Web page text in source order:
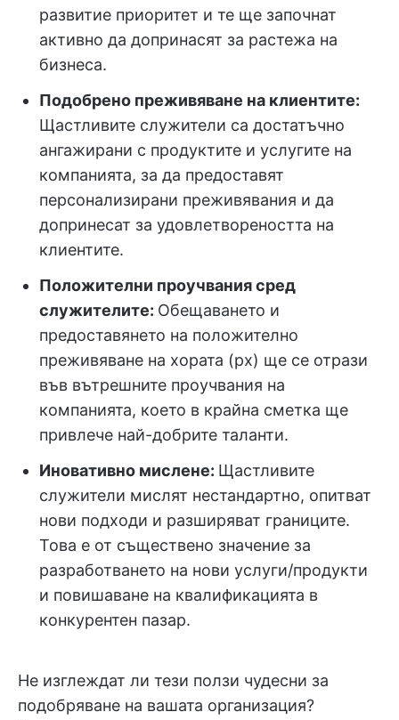
развитие приоритет и те ще започнат
активно да допринасят за растежа на
бизнеса.
Подобрено преживяване на клиентите:
Щастливите служители са достатъчно
ангажирани с продуктите и услугите на
компанията, за да предоставят
персонализирани преживявания и да
допринесат за удовлетвореността на
клиентите.
Положителни проучвания сред
служителите: Обещаването и
предоставянето на положително
преживяване на хората (px) ще се отрази
във вътрешните проучвания на
компанията, което в крайна сметка ще
привлече най-добрите таланти.
Иновативно мислене: Щастливите
служители мислят нестандартно, опитват
нови подходи и разширяват границите.
Това е от съществено значение за
разработването на нови услуги/продукти
и повишаване на квалификацията в
конкурентен пазар.
Не изглеждат ли тези ползи чудесни за
подобряване на вашата организация?